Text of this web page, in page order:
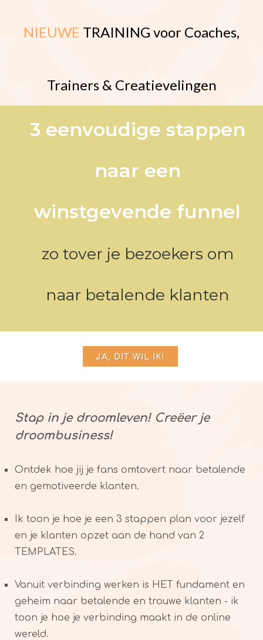
NIEUWE TRAINING voor Coaches,
Trainers & Creatievelingen
3 eenvoudige stappen
naar een
winstgevende funnel
zo tover je bezoekers om
naar betalende klanten
JA, DIT WIL IK!
Stap in je droomleven! Creëer je
droombusiness!
Ontdek hoe jij je fans omtovert naar betalende
en gemotiveerde klanten.
Ik toon je hoe je een 3 stappen plan voor jezelf
en je klanten opzet aan de hand van 2
TEMPLATES.
Vanuit verbinding werken is HET fundament en
geheim naar betalende en trouwe klanten - ik
toon je hoe je verbinding maakt in de online
wereld.